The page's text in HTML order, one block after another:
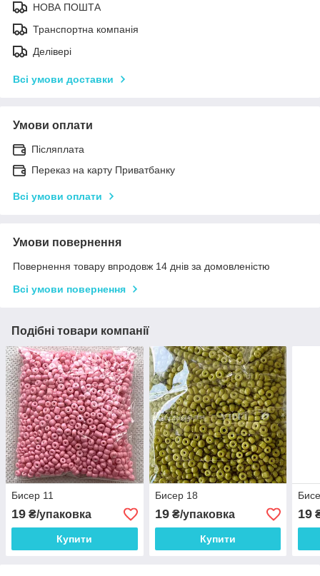
НОВА ПОШТА
Транспортна компанія
Делівері
Всі умови доставки
Умови оплати
Післяплата
Переказ на карту Приватбанку
Всі умови оплати
Умови повернення
Повернення товару впродовж 14 днів за домовленістю
Всі умови повернення
Подібні товари компанії
Бисер 11
19 ₴/упаковка
Купити
Бисер 18
19₴/упаковка
Купити
19